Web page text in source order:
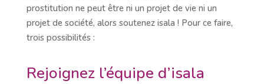
prostitution ne peut être ni un projet de vie ni un
projet de société, alors soutenez isala ! Pour ce faire,
trois possibilités :
Rejoignez l’équipe d’isala